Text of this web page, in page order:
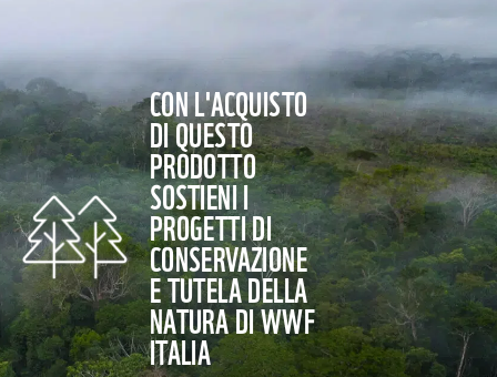
CON L'ACQUISTO
DI QUESTO
PRODOTTO
SOSTIENI I
PROGETTI DI
CONSERVAZIONE
E TUTELA DELLA
NATURA DI WWF
ITALIA